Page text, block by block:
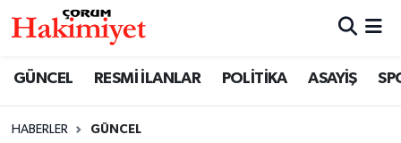
GÜNCEL RESMİ İLANLAR POLİTİKA ASAYİŞ
HABERLER GÜNCEL
Nöbetçi Eczaneler